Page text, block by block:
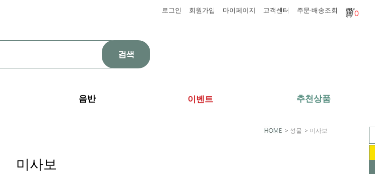
로그인 회원가입 마이페이지 고객센터 주문·배송조회 0
음반 이벤트 추천상품
> 성물 > 미사보
미사보